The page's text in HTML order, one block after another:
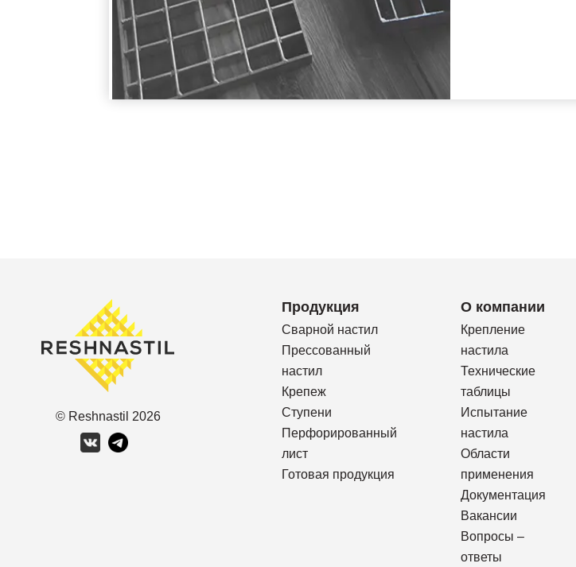
© Reshnastil 2026
Продукция
Сварной настил
Прессованный
настил
Крепеж
Ступени
Перфорированный
лист
Готовая продукция
О компании
Крепление
настила
Технические
таблицы
Испытание
настила
Области
применения
Документация
Вакансии
Вопросы –
ответы